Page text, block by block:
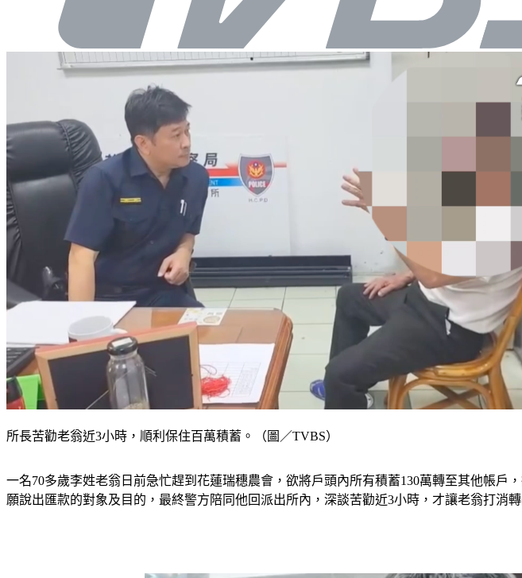
所長苦勸老翁近3小時，順利保住百萬積蓄。（圖／TVBS）
一名70多歲李姓老翁日前急忙趕到花蓮瑞穗農會，欲將戶頭內所有積蓄130萬轉至其他帳
願說出匯款的對象及目的，最終警方陪同他回派出所內，深談苦勸近3小時，才讓老翁打消